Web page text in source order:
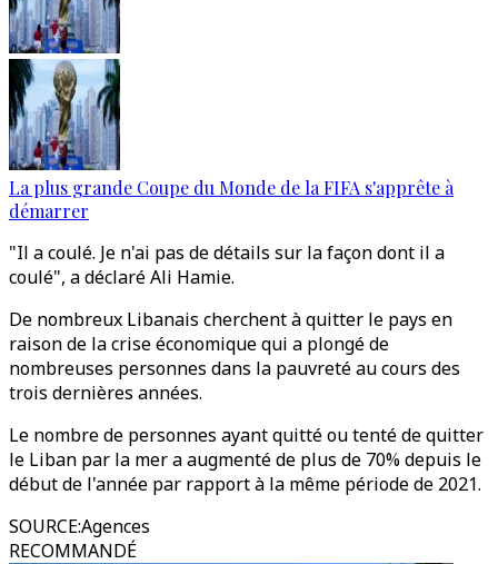
La plus grande Coupe du Monde de la FIFA s'apprête à
démarrer
"Il a coulé. Je n'ai pas de détails sur la façon dont il a
coulé", a déclaré Ali Hamie.
De nombreux Libanais cherchent à quitter le pays en
raison de la crise économique qui a plongé de
nombreuses personnes dans la pauvreté au cours des
trois dernières années.
Le nombre de personnes ayant quitté ou tenté de quitter
le Liban par la mer a augmenté de plus de 70% depuis le
début de l'année par rapport à la même période de 2021.
SOURCE:Agences
RECOMMANDÉ